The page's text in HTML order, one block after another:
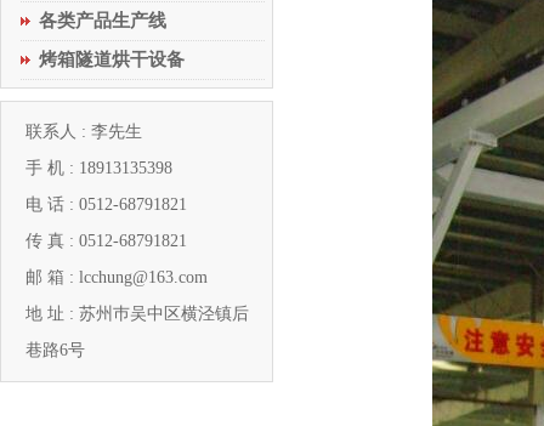
各类产品生产线
烤箱隧道烘干设备
联系人 : 李先生
手 机 : 18913135398
电 话 : 0512-68791821
传 真 : 0512-68791821
邮 箱 : lcchung@163.com
地 址 : 苏州巿吴中区横泾镇后
巷路6号